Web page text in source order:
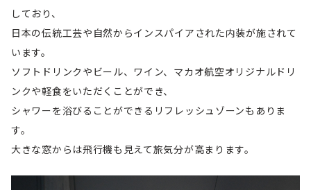
しており、
日本の伝統工芸や自然からインスパイアされた内装が施されて
います。
ソフトドリンクやビール、ワイン、マカオ航空オリジナルドリ
ンクや軽食をいただくことができ、
シャワーを浴びることができるリフレッシュゾーンもありま
す。
大きな窓からは飛行機も見えて旅気分が高まります。